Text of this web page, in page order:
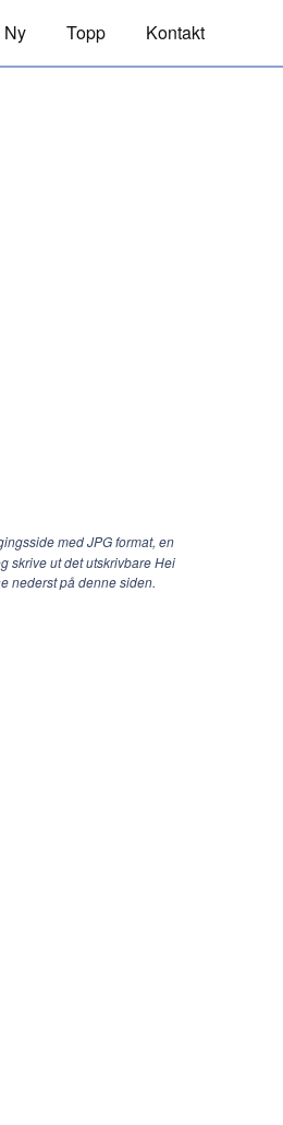
Ny Topp Kontakt
med JPG format, en
skrive ut det utskrivbare Hei
nederst på denne siden.